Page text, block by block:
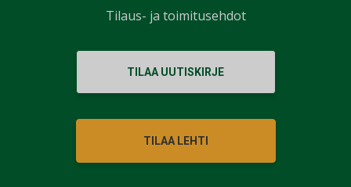
TILAA UUTISKIRJE
TILAA LEHTI
Tilaus- ja toimitusehdot